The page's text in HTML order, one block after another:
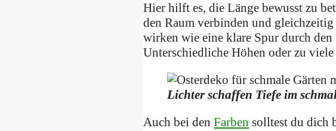
Hier hilft es, die Länge bewusst zu
den Raum verbinden und
wirken wie eine klare Spur durch
Unterschiedliche Höhen oder zu
Lichter schaffen Tiefe im
Auch bei denFarben solltest du dich